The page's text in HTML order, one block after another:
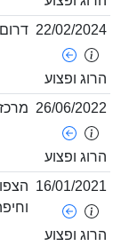
22/02/
ופצוע
דרום
26/06/
ופצוע
מרכז
16/01/
ופצוע
הצפון
וחיפה